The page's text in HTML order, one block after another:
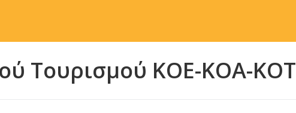
Τουρισμού ΚΟΕ-ΚΟΑ-ΚΟΤ